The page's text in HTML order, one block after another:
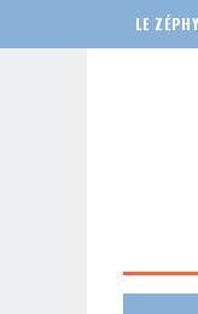
LE